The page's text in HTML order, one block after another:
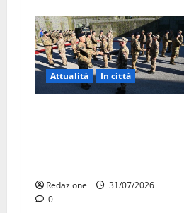
Attualità In città
Redazione
31/07/2026
0